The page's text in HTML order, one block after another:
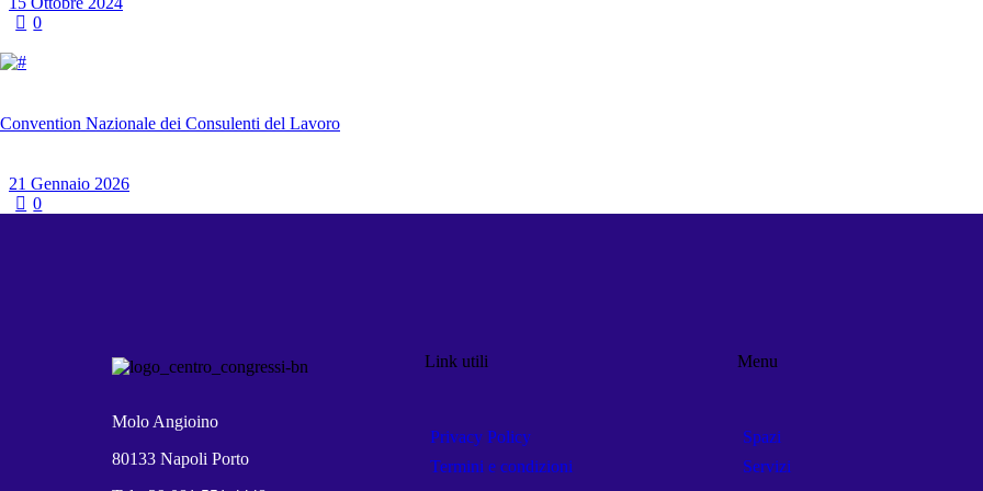
0
Convention Nazionale dei Consulenti del Lavoro
21 Gennaio 2026
0
Molo Angioino
80133 Napoli Porto
Link utili
Privacy Policy
Termini e condizioni
Menu
Spazi
Servizi